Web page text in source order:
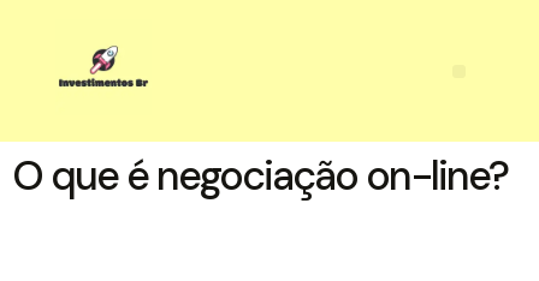
O que é negociação on-line?